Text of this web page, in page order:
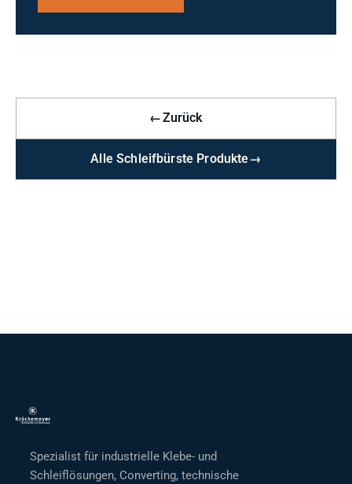
←Zurück
Alle Schleifbürste Produkte→
Spezialist für industrielle Klebe- und
Schleiflösungen, Converting, technische